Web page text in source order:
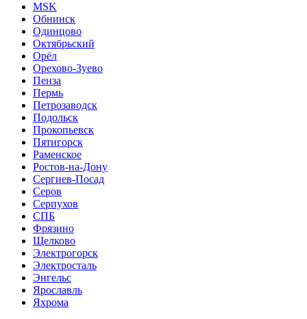
MSK
Обнинск
Одинцово
Октябрьский
Орёл
Орехово-Зуево
Пенза
Пермь
Петрозаводск
Подольск
Прокопьевск
Пятигорск
Раменское
Ростов-на-Дону
Сергиев-Посад
Серов
Серпухов
СПБ
Фрязино
Щелково
Электрогорск
Электросталь
Энгельс
Ярославль
Яхрома